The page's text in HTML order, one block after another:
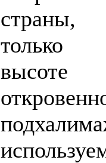
только